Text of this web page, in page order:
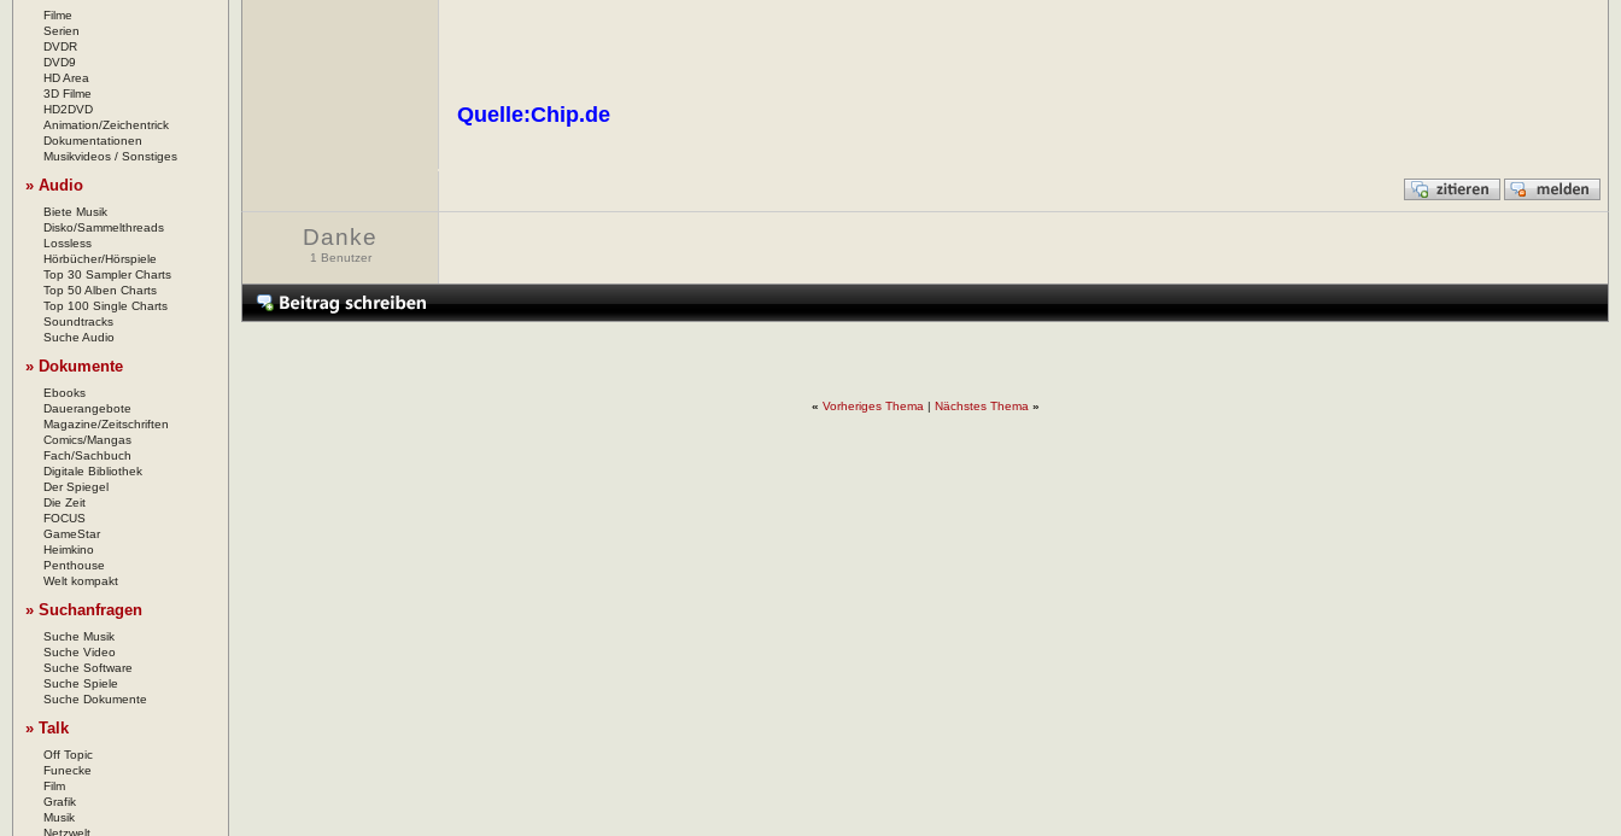
Filme
Serien
DVDR
DVD9
HD Area
3D Filme
HD2DVD
Animation/Zeichentrick
Dokumentationen
Musikvideos / Sonstiges
» Audio
Biete Musik
Disko/Sammelthreads
Lossless
Hörbücher/Hörspiele
Top 30 Sampler Charts
Top 50 Alben Charts
Top 100 Single Charts
Soundtracks
Suche Audio
» Dokumente
Ebooks
Dauerangebote
Magazine/Zeitschriften
Comics/Mangas
Fach/Sachbuch
Digitale Bibliothek
Der Spiegel
Die Zeit
FOCUS
GameStar
Heimkino
Penthouse
Welt kompakt
» Suchanfragen
Suche Musik
Suche Video
Suche Software
Suche Spiele
Suche Dokumente
» Talk
Off Topic
Funecke
Film
Grafik
Musik
Quelle:Chip.de
Danke
1 Benutzer
« Vorheriges Thema| Nächstes Thema »